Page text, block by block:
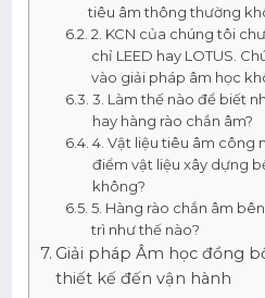
tiêu âm thông thường
2. KCN của chúng tôi
chỉ LEED hay LOTUS.
vào giải pháp âm học
3. Làm thế nào để biết
hay hàng rào chắn âm?
4. Vật liệu tiêu âm công
điểm vật liệu xây dựng
không?
5. Hàng rào chắn âm
trì như thế nào?
Giải pháp Âm học đồng
thiết kế đến vận hành